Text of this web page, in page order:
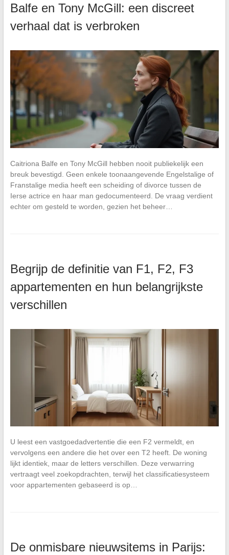
Balfe en Tony McGill: een discreet
verhaal dat is verbroken
Caitriona Balfe en Tony McGill hebben nooit publiekelijk een
breuk bevestigd. Geen enkele toonaangevende Engelstalige of
Franstalige media heeft een scheiding of divorce tussen de
Ierse actrice en haar man gedocumenteerd. De vraag verdient
echter om gesteld te worden, gezien het beheer…
Begrijp de definitie van F1, F2, F3
appartementen en hun belangrijkste
verschillen
U leest een vastgoedadvertentie die een F2 vermeldt, en
vervolgens een andere die het over een T2 heeft. De woning
lijkt identiek, maar de letters verschillen. Deze verwarring
vertraagt veel zoekopdrachten, terwijl het classificatiesysteem
voor appartementen gebaseerd is op…
De onmisbare nieuwsitems in Parijs: